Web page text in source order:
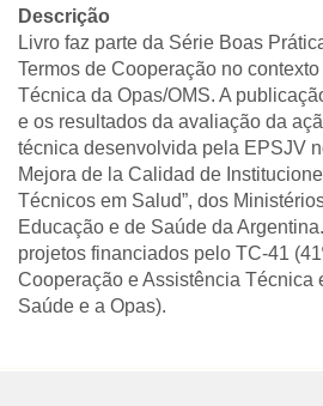
Descrição
Livro faz parte da Série Boas
Termos de Cooperação no
Técnica da Opas/OMS. A
e os resultados da avaliação da
técnica desenvolvida pela EPSJV
Mejora de la Calidad de
Técnicos em Salud”, dos
Educação e de Saúde da
projetos financiados pelo TC-41
Cooperação e Assistência Técnica
Saúde e a Opas).